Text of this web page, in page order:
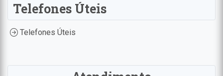
Telefones Úteis
Telefones Úteis